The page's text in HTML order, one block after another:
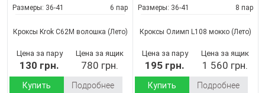
Размеры: 36-41 6 пар
Кроксы Krok С62М волошка (Лето)
Цена за пару
130 грн.
Цена за ящик
780 грн.
Купить Подробнее
Размеры: 36-41 8 пар
Кроксы Олимп L108 мокко (Лето)
Цена за пару
195 грн.
Цена за ящик
1 560 грн.
Купить Подробнее